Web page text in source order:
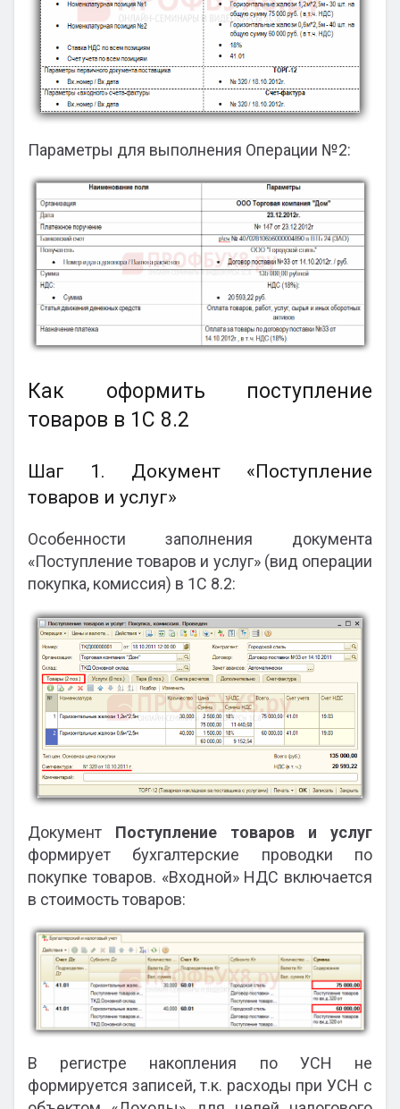
Параметры для выполнения Операции №2:
Как оформить поступление
товаров в 1С 8.2
Шаг 1. Документ «Поступление
товаров и услуг»
Особенности заполнения документа
«Поступление товаров и услуг» (вид операции
покупка, комиссия) в 1С 8.2:
Документ Поступление товаров и услуг
формирует бухгалтерские проводки по
покупке товаров. «Входной» НДС включается
в стоимость товаров:
В регистре накопления по УСН не
формируется записей, т.к. расходы при УСН с